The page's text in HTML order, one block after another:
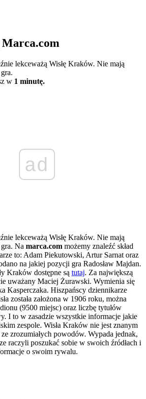
Marca.com
lekceważą Wisłę Kraków. Nie mają
w 1 minutę.
ad
lekceważą Wisłę Kraków. Nie mają
Na marca.com możemy znaleźć skład
to: Adam Piekutowski, Artur Sarnat oraz
na jakiej pozycji gra Radosław Majdan.
Kraków dostępne są tutaj. Za największą
uważany Maciej Żurawski. Wymienia się
Kasperczaka. Hiszpańscy dziennikarze
została założona w 1906 roku, można
(9500 miejsc) oraz liczbę tytułów
I to w zasadzie wszystkie informacje jakie
zespole. Wisła Kraków nie jest znanym
zrozumiałych powodów. Wypada jednak,
raczyli poszukać sobie w swoich źródłach i
o swoim rywalu.